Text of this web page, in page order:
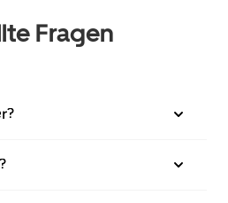
Fragen